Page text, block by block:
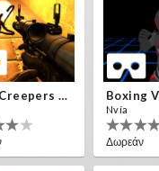
Alien Creepers VR Boxing
Nvía
Δωρεάν